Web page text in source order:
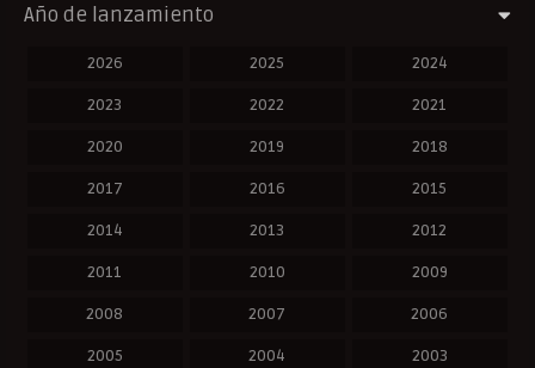
Año de lanzamiento
2026 2025 2024
2023 2022 2021
2020 2019 2018
2017 2016 2015
2014 2013 2012
2011 2010 2009
2008 2007 2006
2005 2004 2003